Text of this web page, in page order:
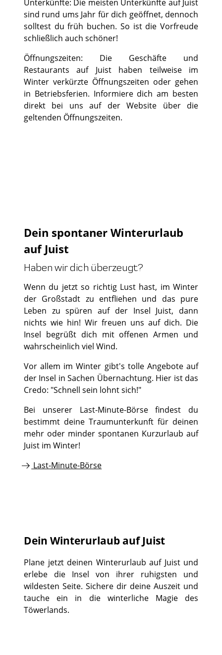
Unterkünfte: Die meisten Unterkünfte auf Juist
sind rund ums Jahr für dich geöffnet, dennoch
solltest du früh buchen. So ist die Vorfreude
schließlich auch schöner!
Öffnungszeiten: Die Geschäfte und
Restaurants auf Juist haben teilweise im
Winter verkürzte Öffnungszeiten oder gehen
in Betriebsferien. Informiere dich am besten
direkt bei uns auf der Website über die
geltenden Öffnungszeiten.
Dein spontaner Winterurlaub
auf Juist
Haben wir dich überzeugt?
Wenn du jetzt so richtig Lust hast, im Winter
der Großstadt zu entfliehen und das pure
Leben zu spüren auf der Insel Juist, dann
nichts wie hin! Wir freuen uns auf dich. Die
Insel begrüßt dich mit offenen Armen und
wahrscheinlich viel Wind.
Vor allem im Winter gibt's tolle Angebote auf
der Insel in Sachen Übernachtung. Hier ist das
Credo: "Schnell sein lohnt sich!"
Bei unserer Last-Minute-Börse findest du
bestimmt deine Traumunterkunft für deinen
mehr oder minder spontanen Kurzurlaub auf
Juist im Winter!
Last-Minute-Börse
Dein Winterurlaub auf Juist
Plane jetzt deinen Winterurlaub auf Juist und
erlebe die Insel von ihrer ruhigsten und
wildesten Seite. Sichere dir deine Auszeit und
tauche ein in die winterliche Magie des
Töwerlands.